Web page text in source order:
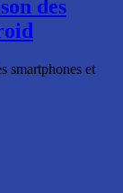
des
smartphones et